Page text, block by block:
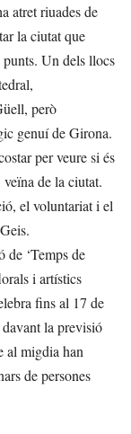
atret riuades de
la ciutat que
Un dels llocs
però
genuí de Girona.
per veure si és
de la ciutat.
el voluntariat i el
de ‘Temps de
i artístics
fins al 17 de
la previsió
al migdia han
de persones